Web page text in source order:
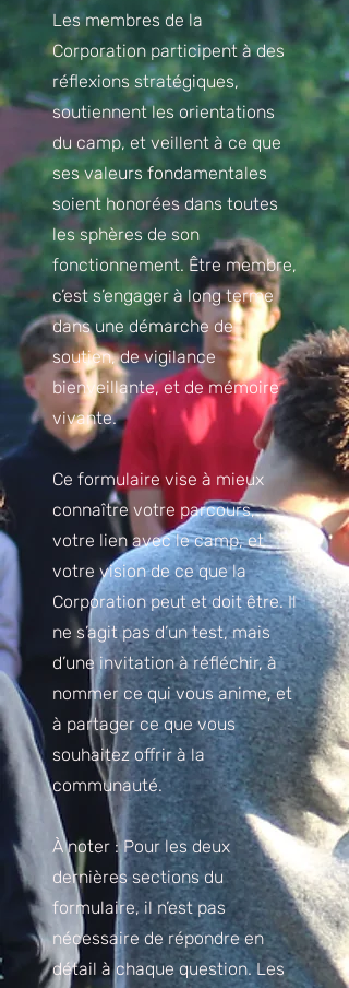
Les membres de la
Corporation participent à des
réflexions stratégiques,
soutiennent les orientations
du camp, et veillent à ce que
ses valeurs fondamentales
soient honorées dans toutes
les sphères de son
fonctionnement. Être membre,
c’est s’engager à long terme
dans une démarche de
soutien, de vigilance
bienveillante, et de mémoire
vivante.
Ce formulaire vise à mieux
connaître votre parcours,
votre lien avec le camp, et
votre vision de ce que la
Corporation peut et doit être. Il
ne s’agit pas d’un test, mais
d’une invitation à réfléchir, à
nommer ce qui vous anime, et
à partager ce que vous
souhaitez offrir à la
communauté.
À noter : Pour les deux
dernières sections du
formulaire, il n’est pas
nécessaire de répondre en
détail à chaque question. Les